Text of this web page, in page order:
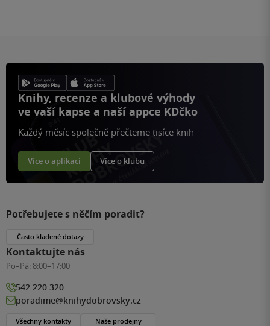
Knihy, recenze a klubové výhody
ve vaší kapse a naší appce KDčko
Každý měsíc společně přečteme tisíce knih
Více o aplikaci Více o klubu
Potřebujete s něčím poradit?
Často kladené dotazy
Kontaktujte nás
Po–Pá: 8:00–17:00
542 220 320
poradime@knihydobrovsky.cz
Všechny kontakty Naše prodejny